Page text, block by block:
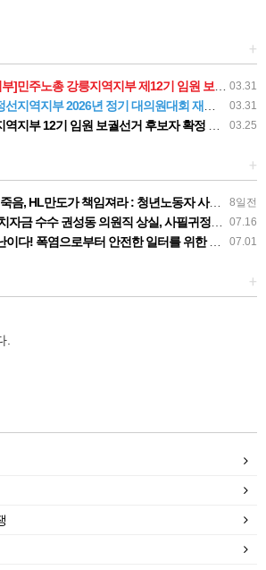
+
03.31
노총 강릉지역지부 제12기 임원 보궐선거결과 공고
03.31
역지부 2026년 정기 대의원대회 재소집 건
03.25
지부 12기 임원 보궐선거 후보자 확정 공고
+
8일전
져라 : 청년노동자 사망사고의 철저한 진상규명과 재발방지 대책 마련하라
07.16
금 수수 권성동 의원직 상실, 사필귀정이다
07.01
안전한 일터를 위한 민주노총 강원지역본부 폭염감시단 선포 기자회견
+
.